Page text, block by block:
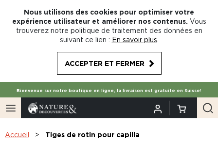
Nous utilisons des cookies pour optimiser votre
expérience utilisateur et améliorer nos contenus. Vous
trouverez notre politique de traitement des données en
suivant ce lien : En savoir plus
ACCEPTER ET FERMER
Bienvenue sur notre boutique en ligne, la livraison est gratuite en Suisse!
Accueil Tiges de rotin pour capilla